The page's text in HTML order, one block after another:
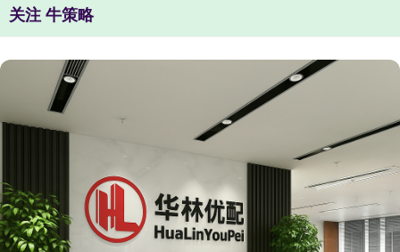
关注 牛策略